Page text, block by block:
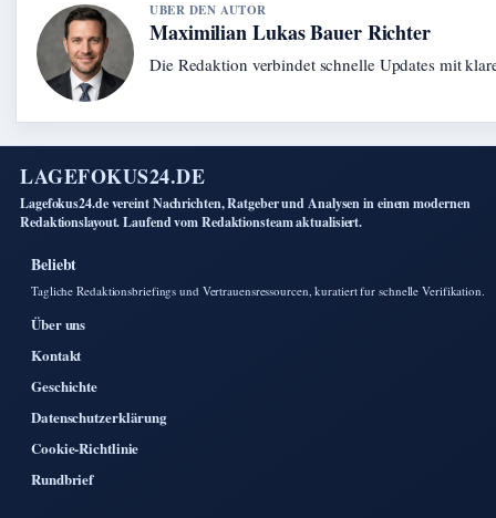
UBER DEN AUTOR
Maximilian Lukas Bauer Richter
Die Redaktion verbindet schnelle Updates mit
LAGEFOKUS24.DE
Lagefokus24.de vereint Nachrichten, Ratgeber und Analysen in einem modernen
Redaktionslayout. Laufend vom Redaktionsteam aktualisiert.
Beliebt
Tagliche Redaktionsbriefings und Vertrauensressourcen, kuratiert fur schnelle Verifikation.
Über uns
Kontakt
Geschichte
Datenschutzerklärung
Cookie-Richtlinie
Rundbrief